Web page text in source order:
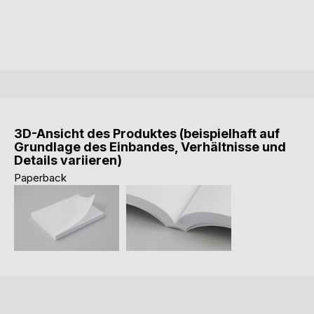
3D-Ansicht des Produktes (beispielhaft auf
Grundlage des Einbandes, Verhältnisse und
Details variieren)
Paperback